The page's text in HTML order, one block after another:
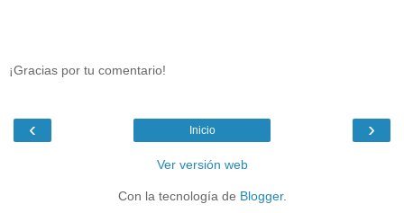
¡Gracias por tu comentario!
‹ ›
Inicio
Ver versión web
Con la tecnología de Blogger.